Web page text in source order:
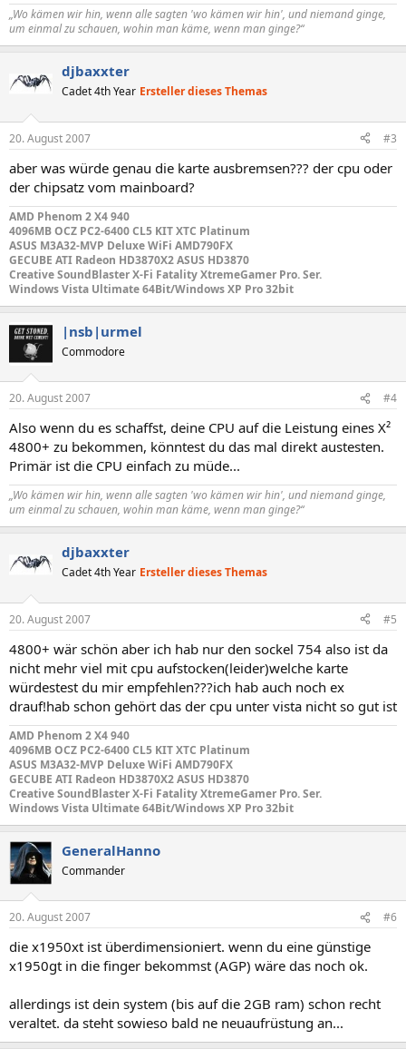
„Wo kämen wir hin, wenn alle sagten 'wo kämen wir hin', und niemand ginge,
um einmal zu schauen, wohin man käme, wenn man ginge?“
djbaxxter
Cadet 4th Year Ersteller dieses Themas
20. August 2007 #3
aber was würde genau die karte ausbremsen??? der cpu oder
der chipsatz vom mainboard?
AMD Phenom 2 X4 940
4096MB OCZ PC2-6400 CL5 KIT XTC Platinum
ASUS M3A32-MVP Deluxe WiFi AMD790FX
GECUBE ATI Radeon HD3870X2 ASUS HD3870
Creative SoundBlaster X-Fi Fatality XtremeGamer Pro. Ser.
Windows Vista Ultimate 64Bit/Windows XP Pro 32bit
|nsb|urmel
Commodore
20. August 2007 #4
Also wenn du es schaffst, deine CPU auf die Leistung eines X²
4800+ zu bekommen, könntest du das mal direkt austesten.
Primär ist die CPU einfach zu müde...
„Wo kämen wir hin, wenn alle sagten 'wo kämen wir hin', und niemand ginge,
um einmal zu schauen, wohin man käme, wenn man ginge?“
djbaxxter
Cadet 4th Year Ersteller dieses Themas
20. August 2007 #5
4800+ wär schön aber ich hab nur den sockel 754 also ist da
nicht mehr viel mit cpu aufstocken(leider)welche karte
würdestest du mir empfehlen???ich hab auch noch ex
drauf!hab schon gehört das der cpu unter vista nicht so gut ist
AMD Phenom 2 X4 940
4096MB OCZ PC2-6400 CL5 KIT XTC Platinum
ASUS M3A32-MVP Deluxe WiFi AMD790FX
GECUBE ATI Radeon HD3870X2 ASUS HD3870
Creative SoundBlaster X-Fi Fatality XtremeGamer Pro. Ser.
Windows Vista Ultimate 64Bit/Windows XP Pro 32bit
GeneralHanno
Commander
20. August 2007 #6
die x1950xt ist überdimensioniert. wenn du eine günstige
x1950gt in die finger bekommst (AGP) wäre das noch ok.
allerdings ist dein system (bis auf die 2GB ram) schon recht
veraltet. da steht sowieso bald ne neuaufrüstung an...